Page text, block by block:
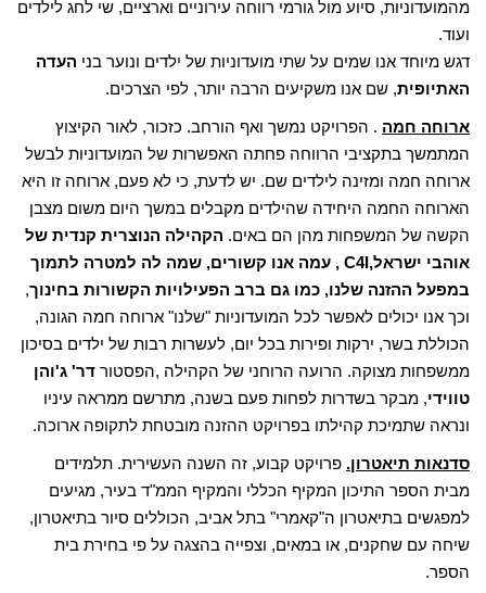
מהמועדוניות, סיוע מול גורמי רווחה עירוניים וארציים, שי לחג לילדים
ועוד.
דגש מיוחד אנו שמים על שתי מועדוניות של ילדים ונוער בני העדה
האתיופית, שם אנו משקיעים הרבה יותר, לפי הצרכים.
ארוחה חמה . הפרויקט נמשך ואף הורחב. כזכור, לאור הקיצוץ
המתמשך בתקציבי הרווחה פחתה האפשרות של המועדוניות לבשל
ארוחה חמה ומזינה לילדים שם. יש לדעת, כי לא פעם, ארוחה זו היא
הארוחה החמה היחידה שהילדים מקבלים במשך היום משום מצבן
הקשה של המשפחות מהן הם באים. הקהילה הנוצרית קנדית של
אוהבי ישראל,C4I , עמה אנו קשורים, שמה לה למטרה לתמוך
במפעל ההזנה שלנו, כמו גם ברב הפעילויות הקשורות בחינוך,
וכך אנו יכולים לאפשר לכל המועדוניות "שלנו" ארוחה חמה הגונה,
הכוללת בשר, ירקות ופירות בכל יום, לעשרות רבות של ילדים בסיכון
ממשפחות מצוקה. הרועה הרוחני של הקהילה ,הפסטור דר' ג'והן
טווידי, מבקר בשדרות לפחות פעם בשנה, מתרשם ממראה עיניו
ונראה שתמיכת קהילתו בפרויקט ההזנה מובטחת לתקופה ארוכה.
סדנאות תיאטרון. פרויקט קבוע, זה השנה העשירית. תלמידים
מבית הספר התיכון המקיף הכללי והמקיף הממ"ד בעיר, מגיעים
למפגשים בתיאטרון ה"קאמרי" בתל אביב, הכוללים סיור בתיאטרון,
שיחה עם שחקנים, או במאים, וצפייה בהצגה על פי בחירת בית
הספר.